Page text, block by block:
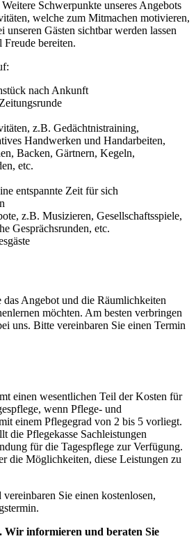
Schwerpunkte unseres Angebots
welche zum Mitmachen motivieren,
unseren Gästen sichtbar werden lassen
bereiten.
nach Ankunft
z.B. Gedächtnistraining,
Handwerken und Handarbeiten,
Backen, Gärtnern, Kegeln,
etc.
entspannte Zeit für sich
z.B. Musizieren, Gesellschaftsspiele,
Gesprächsrunden, etc.
Angebot und die Räumlichkeiten
möchten. Am besten verbringen
uns. Bitte vereinbaren Sie einen Termin
einen wesentlichen Teil der Kosten für
wenn Pflege- und
einem Pflegegrad von 2 bis 5 vorliegt.
die Pflegekasse Sachleistungen
für die Tagespflege zur Verfügung.
die Möglichkeiten, diese Leistungen zu
Sie einen kostenlosen,
Wir informieren und beraten Sie